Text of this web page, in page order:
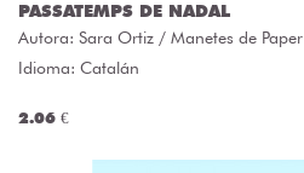
PASSATEMPS DE NADAL
Autora: Sara Ortiz / Manetes de Paper
Idioma: Catalán
2.06 €